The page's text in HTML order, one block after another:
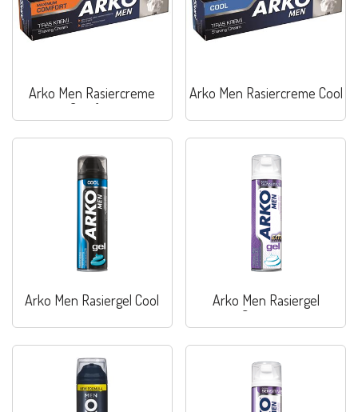
Arko Men Rasiercreme
Comfort
Arko Men Rasiercreme Cool
Arko Men Rasiergel Cool
Arko Men Rasiergel
Sensitive